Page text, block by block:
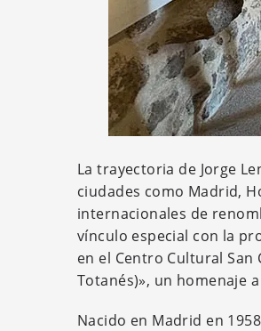
La trayectoria de Jorge
ciudades como Madrid,
internacionales de
vínculo especial con la
en el Centro Cultural San
Totanés)», un homenaje
Nacido en Madrid en